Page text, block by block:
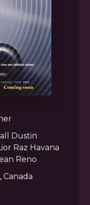
Dustin
Raz Havana
Reno
Canada